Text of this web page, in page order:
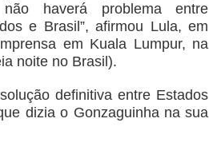
haverá problema entre
e Brasil”, afirmou Lula, em
em Kuala Lumpur, na
noite no Brasil).
definitiva entre Estados
dizia o Gonzaguinha na sua